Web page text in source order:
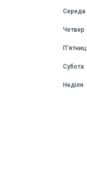
Середа
Четвер
Субота
Неділя